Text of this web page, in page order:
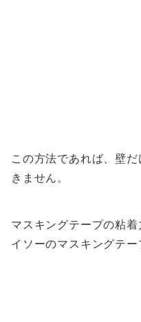
この方法であれば、壁
きません。
マスキングテープの粘
イソーのマスキングテー